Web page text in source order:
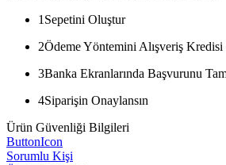
1 Sepetini Oluştur
2Ödeme Yöntemini Alışveriş Kredisi
3Banka Ekranlarında Başvurunu
4Siparişin Onaylansın
Ürün Güvenliği Bilgileri
ButtonIcon
Sorumlu Kişi